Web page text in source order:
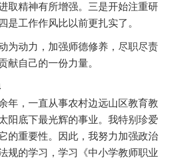
取精神有所增强。三是开始注重研
是工作作风比以前更扎实了。
为动力，加强师德修养，尽职尽责
献自己的一份力量。
年，一直从事农村边远山区教育教
阳底下最光辉的事业。我特别珍爱
的重要性。因此，我努力加强政治
规的学习，学习《中小学教师职业